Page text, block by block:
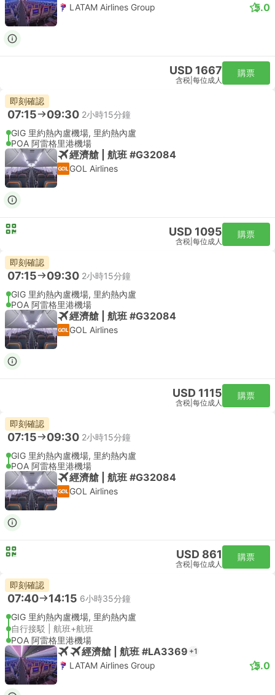
LATAM Airlines Group 5.0
USD 1667
含税 每位成人
購票
即刻確認
07:15 09:30 2小時15分鐘
GIG 里約熱內盧機場, 里約熱內盧
POA 阿雷格里港機場
經濟艙 | 航班 #G32084
GOL Airlines
USD 1095
含税 每位成人
購票
即刻確認
07:15 09:30 2小時15分鐘
GIG 里約熱內盧機場, 里約熱內盧
POA 阿雷格里港機場
經濟艙 | 航班 #G32084
GOL Airlines
USD 1115
含税 每位成人
購票
即刻確認
07:15 09:30 2小時15分鐘
GIG 里約熱內盧機場, 里約熱內盧
POA 阿雷格里港機場
經濟艙 | 航班 #G32084
GOL Airlines
USD 861
含税 每位成人
購票
即刻確認
07:40 14:15 6小時35分鐘
GIG 里約熱內盧機場, 里約熱內盧
自行接駁 | 航班+航班
POA 阿雷格里港機場
經濟艙 | 航班 #LA3369 +1
LATAM Airlines Group 5.0